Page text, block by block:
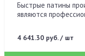
Быстрые патины
являются
4 641.30 руб. / шт